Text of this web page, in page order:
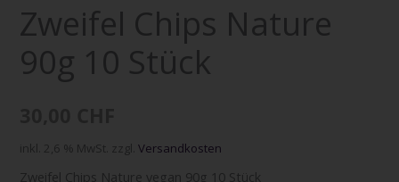
Zweifel Chips Nature
90g 10 Stück
inkl. 2,6 % MwSt. zzgl.Versandkosten
Zweifel Chips Nature vegan 90g 10 Stück
Stück
Menge